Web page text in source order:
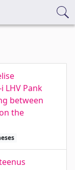
LHV Pank
between
the